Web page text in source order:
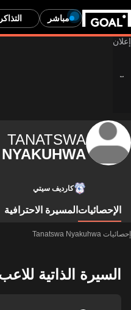
مباشر التذاكر
TANATSWA
NYAKUHWA
كارديف سيتي
الإحصائيات المسيرة الاحترافية
إحصائيات Tanatswa Nyakuhwa
السيرة الذاتية